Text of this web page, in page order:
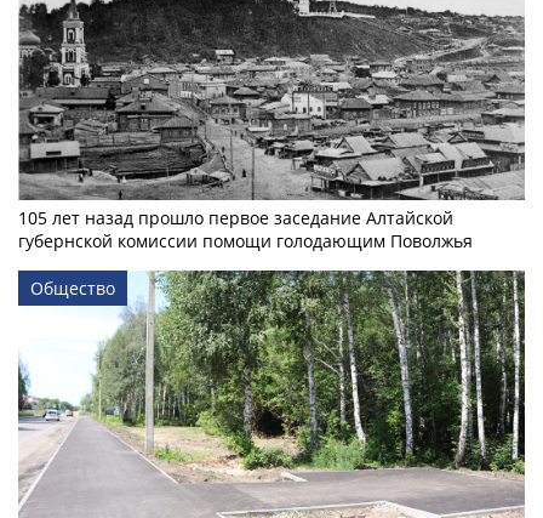
105 лет назад прошло первое заседание Алтайской
губернской комиссии помощи голодающим Поволжья
Общество